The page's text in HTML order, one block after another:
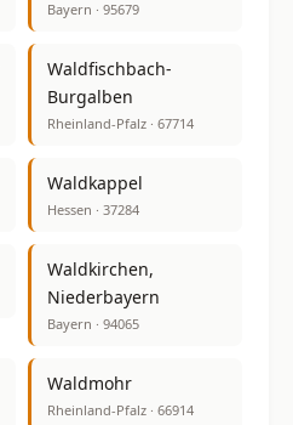
Bayern · 95679
Waldfischbach-
Burgalben
Rheinland-Pfalz · 67714
Waldkappel
Hessen · 37284
Waldkirchen,
Niederbayern
Bayern · 94065
Waldmohr
Rheinland-Pfalz · 66914